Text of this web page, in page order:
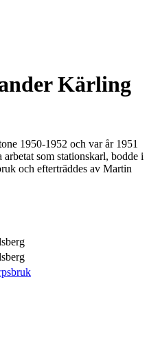
Kärling
1950-1952 och var år 1951
arbetat som stationskarl, bodde i
och efterträddes av Martin